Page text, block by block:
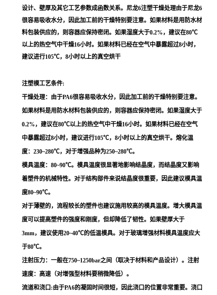
设计、壁厚及其它工艺参数成函数关系。尼龙6注塑干燥处理由于尼龙6
很容易吸收水分，因此加工前的干燥特别要注意。如果材料是用防水材
料包装供应的，则容器应保持密闭。如果湿度大于0.2%，建议在80℃
以上的热空气中干燥16小时。如果材料已经在空气中暴露超过8小时，
建议进行105℃，8小时以上的真空烘干
注塑模工艺条件:
干燥处理：由于PA6很容易吸收水分，因此加工前的干燥特别要注意。
如果材料是用防水材料包装供应的，则容器应保持密闭。如果湿度大于
0.2%，建议在80℃以上的热空气中干燥16小时。如果材料已经在空气
中暴露超过8小时，建议进行105℃，8小时以上的真空烘干。熔化温
度：230~280℃，对于增强品种为250~280℃。
模具温度：80~90℃。模具温度很显著地影响结晶度，而结晶度又影响
着塑件的机械特性。对于结构部件来说结晶度很重要，因此建议模具温
度80~90℃。
对于薄壁的，流程较长的塑件也建议施用较高的模具温度。增大模具温
度可以提高塑件的强度和刚度，但却降低了韧性。如果壁厚大于
3mm，建议使用20~40℃的低温模具。对于玻璃增强材料模具温度应大
于80℃。
注射压力：一般在750~1250bar之间（取决于材料和产品设计）。注射
速度：高速（对增强型材料要稍微降低）。
流道和浇口:由于PA6的凝固时间很短，因此浇口的位置非常重要。浇口